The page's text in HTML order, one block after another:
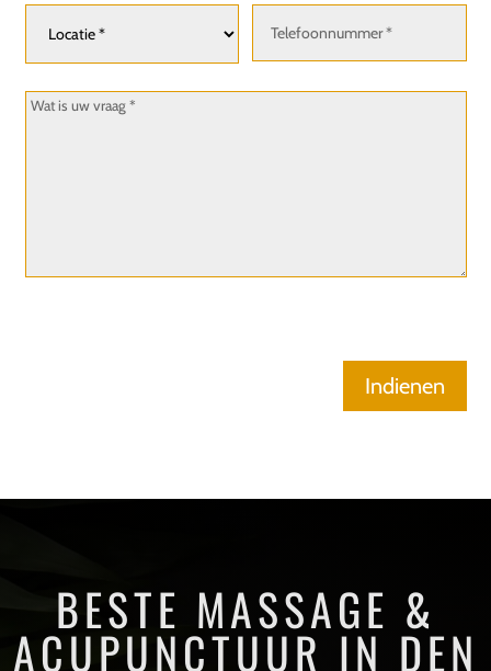
BESTE MASSAGE &
ACUPUNCTUUR IN DEN